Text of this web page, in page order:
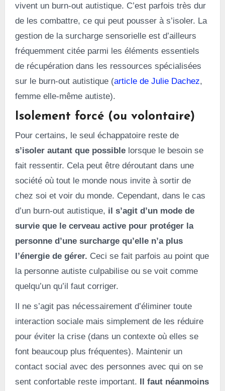
vivent un burn-out autistique. C’est parfois très dur
de les combattre, ce qui peut pousser à s’isoler. La
gestion de la surcharge sensorielle est d’ailleurs
fréquemment citée parmi les éléments essentiels
de récupération dans les ressources spécialisées
sur le burn-out autistique (article de Julie Dachez,
femme elle-même autiste).
Isolement forcé (ou volontaire)
Pour certains, le seul échappatoire reste de
s’isoler autant que possiblelorsque le besoin se
fait ressentir. Cela peut être déroutant dans une
société où tout le monde nous invite à sortir de
chez soi et voir du monde. Cependant, dans le cas
d’un burn-out autistique, il s’agit d’un mode de
survie que le cerveau active pour protéger la
personne d’une surcharge qu’elle n’a plus
l’énergie de gérer. Ceci se fait parfois au point que
la personne autiste culpabilise ou se voit comme
quelqu’un qu’il faut corriger.
Il ne s’agit pas nécessairement d’éliminer toute
interaction sociale mais simplement de les réduire
pour éviter la crise (dans un contexte où elles se
font beaucoup plus fréquentes). Maintenir un
contact social avec des personnes avec qui on se
sent confortable reste important. Il faut néanmoins